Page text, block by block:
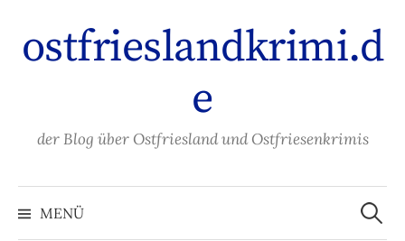
Inhalt
überspringen
ostfrieslandkrimi.d
e
der Blog über Ostfriesland und Ostfriesenkrimis
MENÜ
Suchen
nach: